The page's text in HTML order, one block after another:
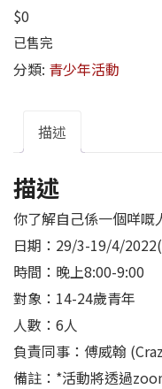
$0
已售完
分類: 青少年活動
描述
描述
你了解自己係一個咩嘅
日期：29/3-19/4/
時間：晚上8:00-9:00
對象：14-24歲青年
人數：6人
負責同事：傅威翰
備註：*活動將透過